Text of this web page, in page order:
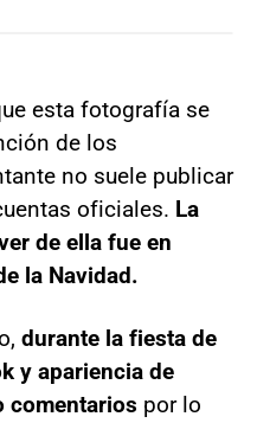
esta fotografía se
de los
no suele publicar
oficiales. La
de ella fue en
la Navidad.
durante la fiesta de
y apariencia de
comentarios por lo